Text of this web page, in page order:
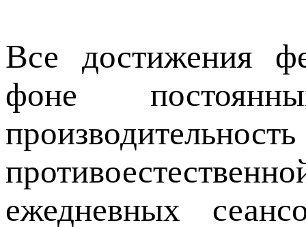
Все достижения
фоне
ежедневных